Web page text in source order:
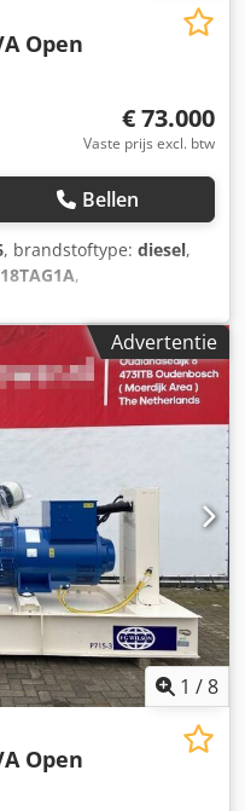
Open
€ 73.000
Vaste prijs excl. btw
Bellen
, brandstoftype: diesel,
,
4.342 kg
laadruimte: 390 x
1.132 l
meer informatie. =
- Bedieningstableau
Advertentie
1 /8
Open